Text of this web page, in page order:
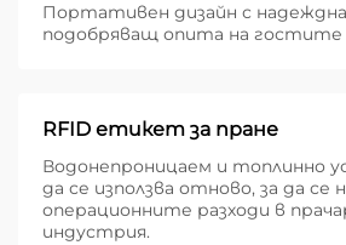
Портативен дизайн с
подобряващ опита на гостите
RFID етикет за пране
Водонепроницаем и топлинно
да се използва отново, за да се
операционните разходи в
индустрия.